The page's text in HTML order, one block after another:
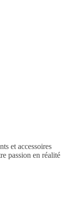
et accessoires
passion en réalité